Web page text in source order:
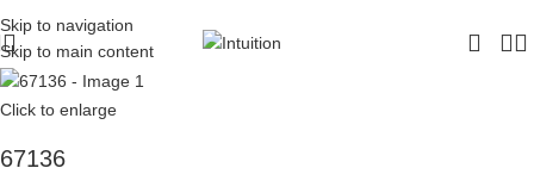
Skip to navigation
Skip to main content
Click to enlarge
67136